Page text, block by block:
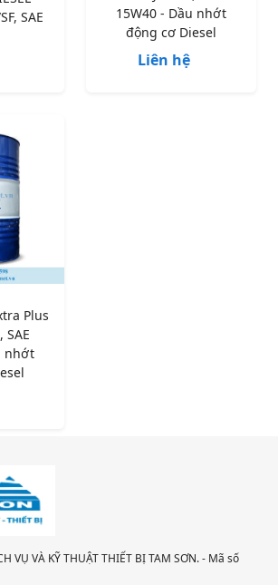
SAE
15W40 - Dầu nhớt
động cơ Diesel
Liên hệ
Plus
SAE
nhớt
VỤ VÀ KỸ THUẬT THIẾT BỊ TAM SƠN. - Mã số